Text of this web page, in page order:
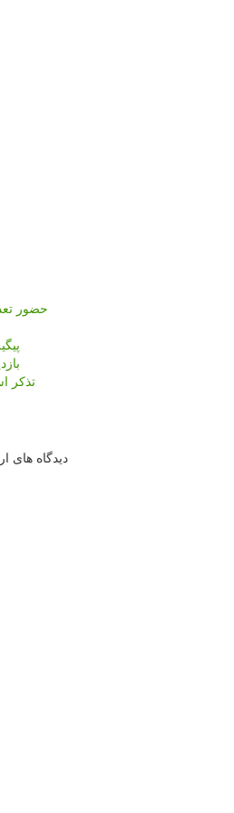
حضور
تذکر
دیدگاه های